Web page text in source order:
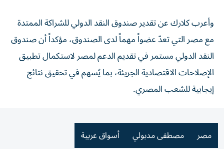
وأعرب كلارك عن تقدير صندوق النقد الدولي للشراكة الممتدة
مع مصر التي تعدّ عضواً مهماً لدى الصندوق، مؤكداً أن صندوق
النقد الدولي مستمر في تقديم الدعم لمصر لاستكمال تطبيق
الإصلاحات الاقتصادية الجريئة، بما يُسهم في تحقيق نتائج
إيجابية للشعب المصري.
مصر مصطفى مدبولي أسواق عربية